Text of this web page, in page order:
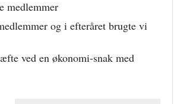
medlemmer
og i efteråret brugte vi
ved en økonomi-snak med